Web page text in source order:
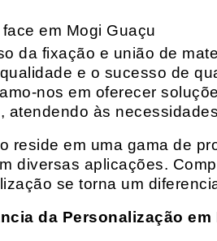
em Mogi Guaçu
da fixação e união de
e o sucesso de
nos em oferecer
atendendo às
reside em uma gama de
diversas aplicações.
se torna um
da Personalização